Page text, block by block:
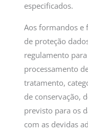
especificados.
Aos formandos e
de proteção
regulamento
processamento
tratamento,
de conservação,
previsto para os
com as devidas